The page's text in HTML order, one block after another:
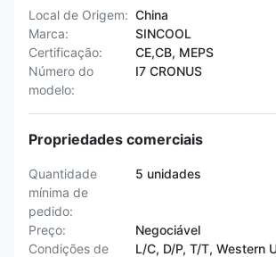
Local de Origem: China
Marca:
SINCOOL
Certificação:
CE,CB, MEPS
Número do
modelo:
I7 CRONUS
Propriedades comerciais
Quantidade
mínima de
pedido:
5 unidades
Preço:
Negociável
Condições de
L/C, D/P, T/T, Western